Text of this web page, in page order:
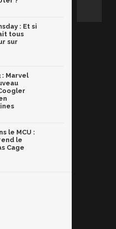
: Et si
tous
sur
: Marvel
le MCU :
le
Cage